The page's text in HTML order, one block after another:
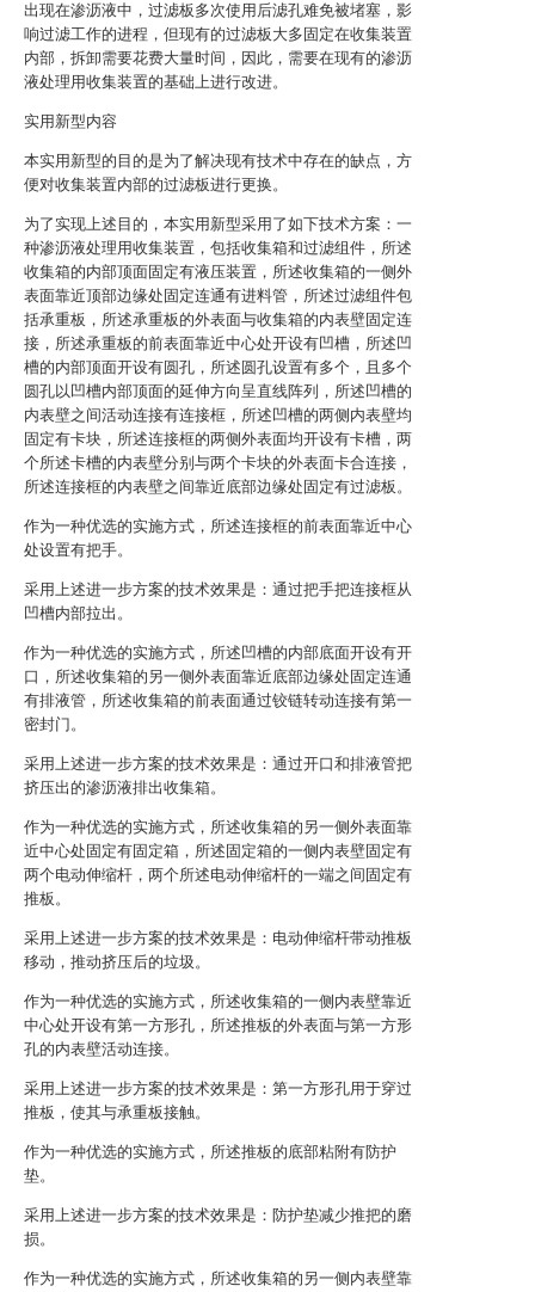
出现在渗沥液中，过滤板多次使用后滤孔难免被堵塞，影
响过滤工作的进程，但现有的过滤板大多固定在收集装置
内部，拆卸需要花费大量时间，因此，需要在现有的渗沥
液处理用收集装置的基础上进行改进。
实用新型内容
本实用新型的目的是为了解决现有技术中存在的缺点，方
便对收集装置内部的过滤板进行更换。
为了实现上述目的，本实用新型采用了如下技术方案：一
种渗沥液处理用收集装置，包括收集箱和过滤组件，所述
收集箱的内部顶面固定有液压装置，所述收集箱的一侧外
表面靠近顶部边缘处固定连通有进料管，所述过滤组件包
括承重板，所述承重板的外表面与收集箱的内表壁固定连
接，所述承重板的前表面靠近中心处开设有凹槽，所述凹
槽的内部顶面开设有圆孔，所述圆孔设置有多个，且多个
圆孔以凹槽内部顶面的延伸方向呈直线阵列，所述凹槽的
内表壁之间活动连接有连接框，所述凹槽的两侧内表壁均
固定有卡块，所述连接框的两侧外表面均开设有卡槽，两
个所述卡槽的内表壁分别与两个卡块的外表面卡合连接，
所述连接框的内表壁之间靠近底部边缘处固定有过滤板。
作为一种优选的实施方式，所述连接框的前表面靠近中心
处设置有把手。
采用上述进一步方案的技术效果是：通过把手把连接框从
凹槽内部拉出。
作为一种优选的实施方式，所述凹槽的内部底面开设有开
口，所述收集箱的另一侧外表面靠近底部边缘处固定连通
有排液管，所述收集箱的前表面通过铰链转动连接有第一
密封门。
采用上述进一步方案的技术效果是：通过开口和排液管把
挤压出的渗沥液排出收集箱。
作为一种优选的实施方式，所述收集箱的另一侧外表面靠
近中心处固定有固定箱，所述固定箱的一侧内表壁固定有
两个电动伸缩杆，两个所述电动伸缩杆的一端之间固定有
推板。
采用上述进一步方案的技术效果是：电动伸缩杆带动推板
移动，推动挤压后的垃圾。
作为一种优选的实施方式，所述收集箱的一侧内表壁靠近
中心处开设有第一方形孔，所述推板的外表面与第一方形
孔的内表壁活动连接。
采用上述进一步方案的技术效果是：第一方形孔用于穿过
推板，使其与承重板接触。
作为一种优选的实施方式，所述推板的底部粘附有防护
垫。
采用上述进一步方案的技术效果是：防护垫减少推把的磨
损。
作为一种优选的实施方式，所述收集箱的另一侧内表壁靠